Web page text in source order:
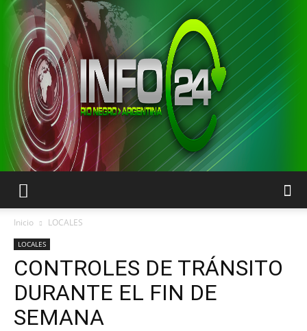
RIO
Inicio LOCALES
LOCALES
CONTROLES DE TRÁNSITO
DURANTE EL FIN DE
SEMANA